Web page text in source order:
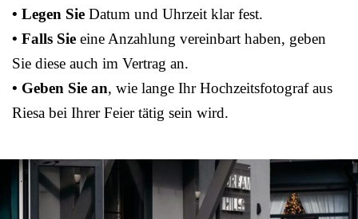
• Legen Sie Datum und Uhrzeit klar fest.
• Falls Sie eine Anzahlung vereinbart haben, geben
Sie diese auch im Vertrag an.
• Geben Sie an, wie lange Ihr Hochzeitsfotograf aus
Riesa bei Ihrer Feier tätig sein wird.